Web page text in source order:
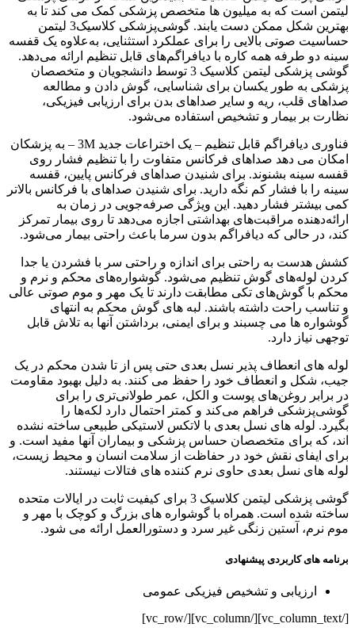
لیتمن است که به میلیون ها متخصص پزشکی کمک می کند تا به
بهترین شکل ممکن دست یابند. گوشی‌پزشکی کلاسیک3 لیتمن
حساسیت صوتی بالایی را برای عملکرد استثنایی، به‌علاوه یک قفسه
سینه دو طرفه همه کاره با دیافراگم‌های قابل تنظیم ارائه می‌دهد.
گوشی‌ پزشکی لیتمن کلاسیک 3 توسط دانشجویان و متخصصان
پزشکی به طور یکسان برای شناسایی، گوش دادن و مطالعه
صداهای قلب، ریه و سایر صداهای بدن برای ارزیابی فیزیکی،
نظارت بر بیمار و تشخیص استفاده می‌شود.
فناوری دیافراگم قابل تنظیم – یک اختراعات جدید 3M – به پزشکان
امکان می دهد صداهای فرکانس متفاوت را با تنظیم فشار روی
قفسه سینه بشنوند. برای شنیدن صداهای فرکانس پایین، قفسه
سینه را با فشار کم نگه دارید. برای شنیدن صداهای با فرکانس بالاتر
کمی بیشتر فشار دهید. این ویژگی صرفه‌جویی در زمان به
ارائه‌دهنده مراقبت‌های بهداشتی اجازه می‌دهد تا روی بیمار تمرکز
کند، در حالی که دیافراگم بدون سرما باعث راحتی بیمار می‌شود.
کشش هدست به راحتی برای اندازه و راحتی سر با فشردن یا جدا
کردن لوله‌های گوش تنظیم می‌شود. گوشواره‌های محکم و نرم و
محکم با گوش‌های تکی مطابقت دارند تا یک مهر و موم صوتی عالی
و تناسب راحت داشته باشند. لبه های گوش محکم به انتهای
گوشواره ها می چسبند و برای ایمنی، برداشتن آنها به تلاش قابل
توجهی نیاز دارد.
لوله های انعطاف پذیر نسل بعدی حتی پس از تا شدن محکم در یک
جیب، شکل و انعطاف خود را حفظ می کنند. به دلیل بهبود مقاومت
در برابر روغن‌های پوست و الکل، عمر طولانی‌تری را برای
گوشی‌پزشکی فراهم می‌کند و کمتر احتمال دارد لکه‌ها را
بگیرد. لوله های نسل بعدی با لاتکس لاستیکی طبیعی ساخته نشده
اند، که برای متخصصان حساس پزشکی و بیماران آنها مفید است. و
برای ایفای نقش خود در حفاظت از سلامت انسان و محیط زیست،
لوله های نسل بعدی حاوی نرم کننده های فتالات نیستند.
گوشی پزشکی لیتمن کلاسیک 3 برای کیفیت ثابت در ایالات متحده
ساخته شده است. همراه با گوشواره های بزرگ و کوچک با مهر و
موم نرم، آستین زنگی غیر سرد و دستورالعمل ارائه می شود.
برنامه های کاربردی پیشنهادی
ارزیابی و تشخیص فیزیکی عمومی
[/vc_column_text][/vc_column][/vc_row]